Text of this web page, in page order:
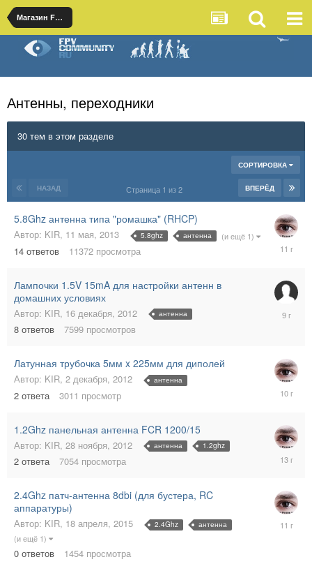
Магазин FPV-Community.ru
Антенны, переходники
30 тем в этом разделе
СОРТИРОВКА
НАЗАД ВПЕРЁД
Страница 1 из 2
5.8Ghz антенна типа "ромашка" (RHCP)
Автор: KIR, 11 мая, 2013 5.8ghz антенна (и ещё 1)
14 ответов 11372 просмотра
23
мая,
Лампочки 1.5V 15mA для настройки антенн в
домашних условиях
Автор: KIR, 16 декабря, 2012 антенна
8 ответов 7599 просмотров
18
Латунная трубочка 5мм x 225мм для диполей
Автор: KIR, 2 декабря, 2012 антенна
2 ответа 3011 просмотр
21
1.2Ghz панельная антенна FCR 1200/15
Автор: KIR, 28 ноября, 2012 антенна 1.2ghz
2 ответа 7054 просмотра
29
ноября,
2.4Ghz патч-антенна 8dbi (для бустера, RC
аппаратуры)
Автор: KIR, 18 апреля, 2015 2.4Ghz антенна
(и ещё 1)
0 ответов 1454 просмотра
18